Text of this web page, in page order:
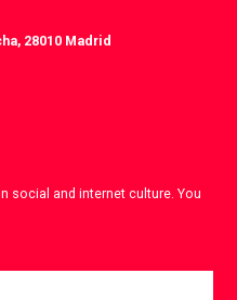
28010 Madrid
social and internet culture. You